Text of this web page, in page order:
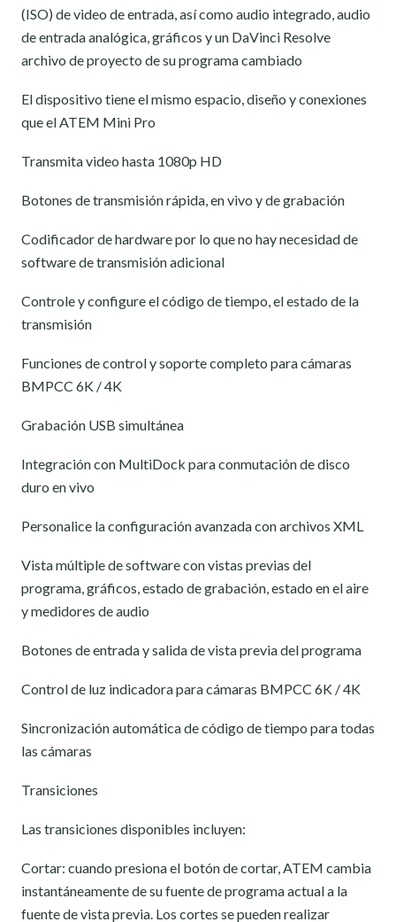
(ISO) de video de entrada, así como audio integrado, audio
de entrada analógica, gráficos y un DaVinci Resolve
archivo de proyecto de su programa cambiado
El dispositivo tiene el mismo espacio, diseño y conexiones
que el ATEM Mini Pro
Transmita video hasta 1080p HD
Botones de transmisión rápida, en vivo y de grabación
Codificador de hardware por lo que no hay necesidad de
software de transmisión adicional
Controle y configure el código de tiempo, el estado de la
transmisión
Funciones de control y soporte completo para cámaras
BMPCC 6K / 4K
Grabación USB simultánea
Integración con MultiDock para conmutación de disco
duro en vivo
Personalice la configuración avanzada con archivos XML
Vista múltiple de software con vistas previas del
programa, gráficos, estado de grabación, estado en el aire
y medidores de audio
Botones de entrada y salida de vista previa del programa
Control de luz indicadora para cámaras BMPCC 6K / 4K
Sincronización automática de código de tiempo para todas
las cámaras
Transiciones
Las transiciones disponibles incluyen:
Cortar: cuando presiona el botón de cortar, ATEM cambia
instantáneamente de su fuente de programa actual a la
fuente de vista previa. Los cortes se pueden realizar